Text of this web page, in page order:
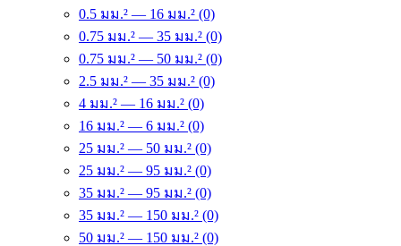
0.5 มม.² — 16 มม.² (0)
0.75 มม.² — 35 มม.² (0)
0.75 มม.² — 50 มม.² (0)
2.5 มม.² — 35 มม.² (0)
4 มม.² — 16 มม.² (0)
16 มม.² — 6 มม.² (0)
25 มม.² — 50 มม.² (0)
25 มม.² — 95 มม.² (0)
35 มม.² — 95 มม.² (0)
35 มม.² — 150 มม.² (0)
50 มม.² — 150 มม.² (0)